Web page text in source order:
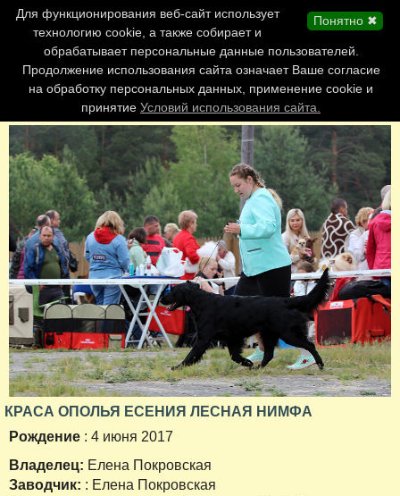
Главная страница
Обновления сайта
Контакты
Персоналии
Форум
КРАСА ОПОЛЬЯ ЕСЕНИЯ ЛЕСНАЯ НИМФА
Рождение : 4 июня 2017
Владелец: Елена Покровская
Заводчик: : Елена Покровская
Понятно ✖
Для функционирования веб-сайт использует
технологию cookie, а также собирает и
обрабатывает персональные данные пользователей.
Продолжение использования сайта означает Ваше согласие
на обработку персональных данных, применение cookie и
принятие Условий использования сайта.